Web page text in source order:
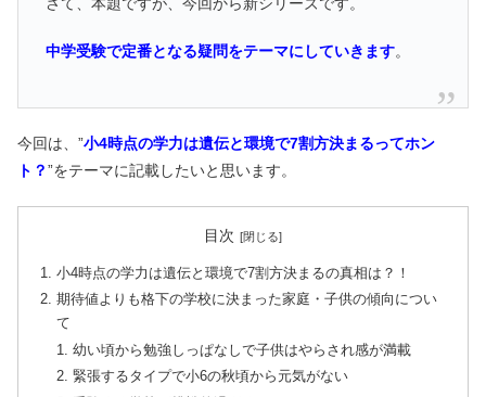
中学受験で定番となる疑問をテーマにしていきます。
今回は、”小4時点の学力は遺伝と環境で7割方決まるってホン
ト？”をテーマに記載したいと思います。
目次
小4時点の学力は遺伝と環境で7割方決まるの真相は？！
期待値よりも格下の学校に決まった家庭・子供の傾向につい
て
幼い頃から勉強しっぱなしで子供はやらされ感が満載
緊張するタイプで小6の秋頃から元気がない